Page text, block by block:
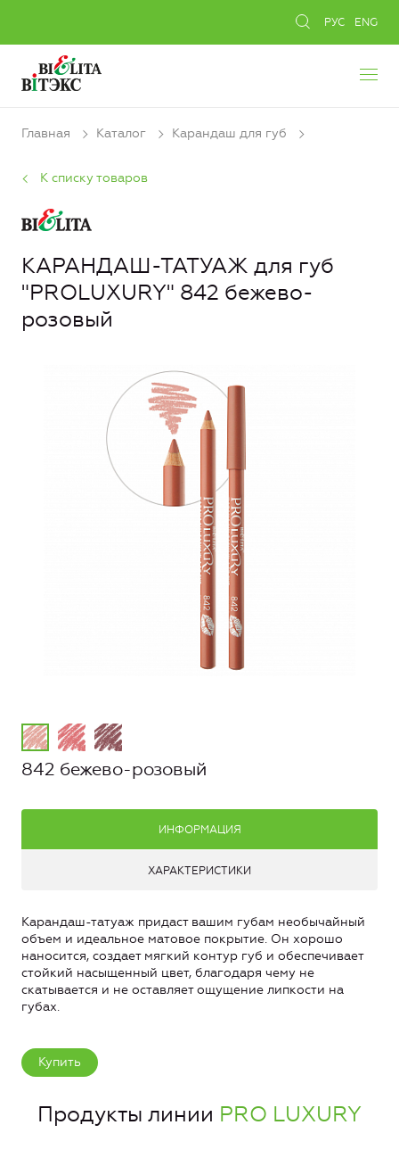
РУС ENG
Главная Каталог Карандаш для губ
К списку товаров
КАРАНДАШ-ТАТУАЖ для губ
"PROLUXURY" 842 бежево-
розовый
842 бежево-розовый
ИНФОРМАЦИЯ
ХАРАКТЕРИСТИКИ
Карандаш-татуаж придаст вашим губам необычайный
объем и идеальное матовое покрытие. Он хорошо
наносится, создает мягкий контур губ и обеспечивает
стойкий насыщенный цвет, благодаря чему не
скатывается и не оставляет ощущение липкости на
губах.
Купить
Продукты линии PRO LUXURY